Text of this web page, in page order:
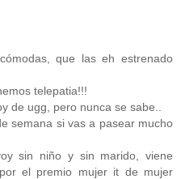
que las eh estrenado
telepatia!!!
de ugg, pero nunca se sabe..
semana si vas a pasear mucho
sin niño y sin marido, viene
el premio mujer it de mujer